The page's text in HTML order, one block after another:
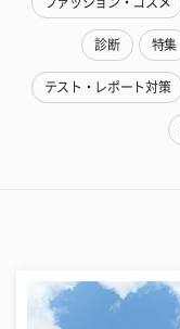
診断 特集
テスト・レポート対策